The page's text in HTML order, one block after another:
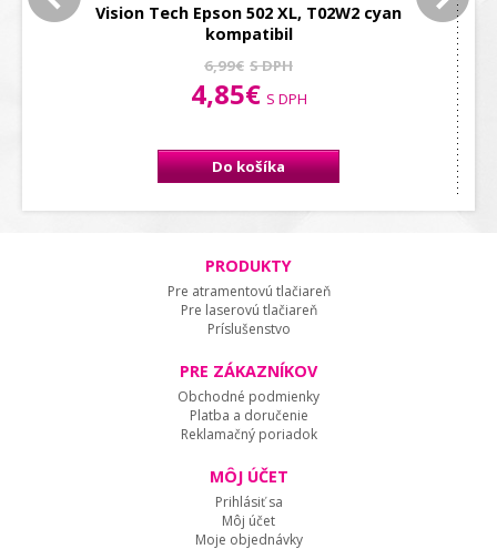
Vision Tech Epson 502 XL, T02W2 cyan
kompatibil
6,99€ S DPH
4,85€ S DPH
Do košíka
PRODUKTY
Pre atramentovú tlačiareň
Pre laserovú tlačiareň
Príslušenstvo
PRE ZÁKAZNÍKOV
Obchodné podmienky
Platba a doručenie
Reklamačný poriadok
MÔJ ÚČET
Prihlásiť sa
Môj účet
Moje objednávky